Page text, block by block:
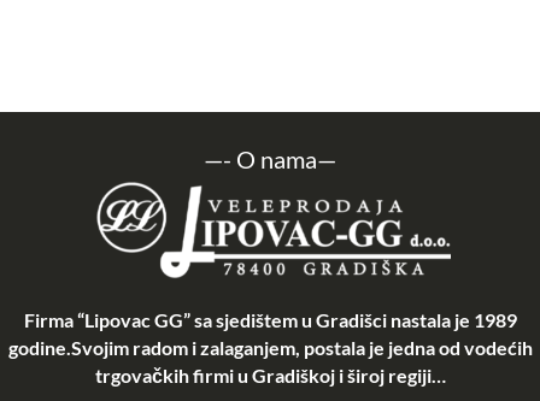
—- O nama—
Firma “Lipovac GG” sa sjedištem u Gradišci nastala je 1989
godine.Svojim radom i zalaganjem, postala je jedna od vodećih
trgovačkih firmi u Gradiškoj i široj regiji…